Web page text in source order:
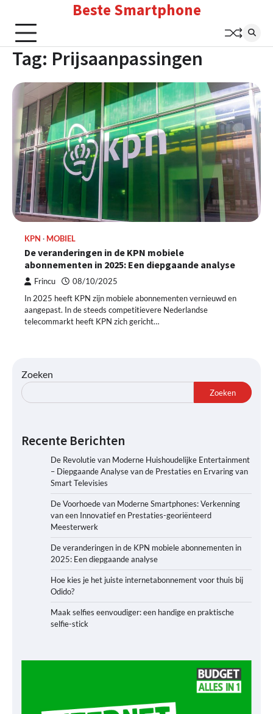
content
Beste Smartphone
Tag: Prijsaanpassingen
KPN MOBIEL
De veranderingen in de KPN mobiele
abonnementen in 2025: Een diepgaande analyse
Frincu 08/10/2025
In 2025 heeft KPN zijn mobiele abonnementen vernieuwd en
aangepast. In de steeds competitievere Nederlandse
telecommarkt heeft KPN zich gericht…
Zoeken
Zoeken
Recente Berichten
De Revolutie van Moderne Huishoudelijke Entertainment
– Diepgaande Analyse van de Prestaties en Ervaring van
Smart Televisies
De Voorhoede van Moderne Smartphones: Verkenning
van een Innovatief en Prestaties-georiënteerd
Meesterwerk
De veranderingen in de KPN mobiele abonnementen in
2025: Een diepgaande analyse
Hoe kies je het juiste internetabonnement voor thuis bij
Odido?
Maak selfies eenvoudiger: een handige en praktische
selfie-stick